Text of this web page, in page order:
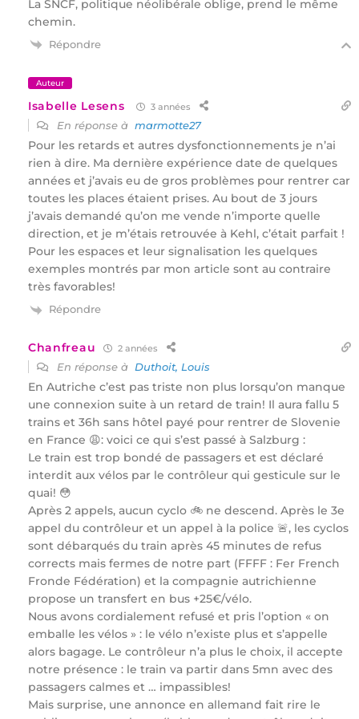
La SNCF, politique néolibérale oblige, prend le même
chemin.
Répondre
Auteur
Isabelle Lesens 3 années
En réponse à marmotte27
Pour les retards et autres dysfonctionnements je n’ai
rien à dire. Ma dernière expérience date de quelques
années et j’avais eu de gros problèmes pour rentrer car
toutes les places étaient prises. Au bout de 3 jours
j’avais demandé qu’on me vende n’importe quelle
direction, et je m’étais retrouvée à Kehl, c’était parfait !
Pour les espaces et leur signalisation les quelques
exemples montrés par mon article sont au contraire
très favorables!
Répondre
Chanfreau 2 années
En réponse à Duthoit, Louis
En Autriche c’est pas triste non plus lorsqu’on manque
une connexion suite à un retard de train! Il aura fallu 5
trains et 36h sans hôtel payé pour rentrer de Slovenie
en France 😩: voici ce qui s’est passé à Salzburg :
Le train est trop bondé de passagers et est déclaré
interdit aux vélos par le contrôleur qui gesticule sur le
quai! 😳
Après 2 appels, aucun cyclo 🚲 ne descend. Après le 3e
appel du contrôleur et un appel à la police 🚨, les cyclos
sont débarqués du train après 45 minutes de refus
corrects mais fermes de notre part (FFFF : Fer French
Fronde Fédération) et la compagnie autrichienne
propose un transfert en bus +25€/vélo.
Nous avons cordialement refusé et pris l’option « on
emballe les vélos » : le vélo n’existe plus et s’appelle
alors bagage. Le contrôleur n’a plus le choix, il accepte
notre présence : le train va partir dans 5mn avec des
passagers calmes et … impassibles!
Mais surprise, une annonce en allemand fait rire le